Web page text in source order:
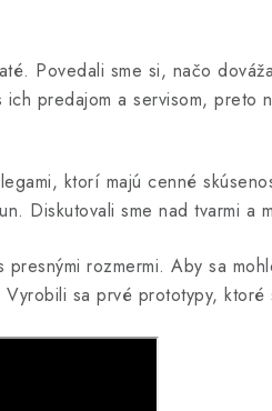
Povedali sme si, načo
predajom a servisom, preto
ktorí majú cenné
Diskutovali sme nad tvarmi a
rozmermi. Aby sa
sa prvé prototypy, ktoré